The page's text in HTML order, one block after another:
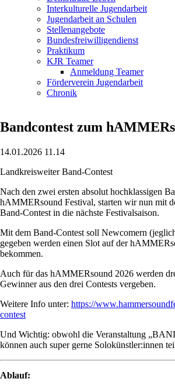
Interkulturelle Jugendarbeit
Jugendarbeit an Schulen
Stellenangebote
Bundesfreiwilligendienst
Praktikum
KJR Teamer
Anmeldung Teamer
Förderverein Jugendarbeit
Chronik
Bandcontest zum
14.01.2026 11.14
Landkreisweiter Band-Contest
Nach den zwei ersten absolut hochklassigen
hAMMERsound Festival, starten wir nun mit
Band-Contest in die nächste Festivalsaison.
Mit dem Band-Contest soll Newcomern
gegeben werden einen Slot auf der
bekommen.
Auch für das hAMMERsound 2026 werden
Gewinner aus den drei Contests vergeben.
Weitere Info unter: https://
contest
Und Wichtig: obwohl die Veranstaltung
können auch super gerne Solokünstler:innen
Ablauf: